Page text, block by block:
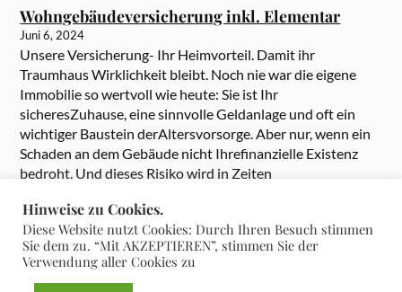
Wohngebäudeversicherung inkl. Elementar
Juni 6, 2024
Unsere Versicherung- Ihr Heimvorteil. Damit ihr
Traumhaus Wirklichkeit bleibt. Noch nie war die eigene
Immobilie so wertvoll wie heute: Sie ist Ihr
sicheresZuhause, eine sinnvolle Geldanlage und oft ein
wichtiger Baustein derAltersvorsorge. Aber nur, wenn ein
Schaden an dem Gebäude nicht Ihrefinanzielle Existenz
bedroht. Und dieses Risiko wird in Zeiten
PRÄSENTIERT VON
Hinweise zu Cookies.
Diese Website nutzt Cookies: Durch Ihren Besuch stimmen
Sie dem zu. “Mit AKZEPTIEREN”, stimmen Sie der
Verwendung aller Cookies zu